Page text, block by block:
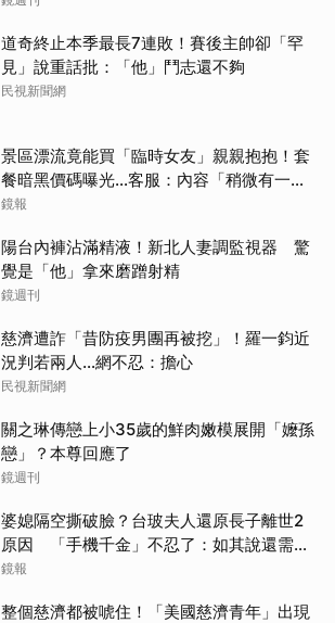
道奇終止本季最長7連敗！賽後主帥卻「罕
見」說重話批：「他」鬥志還不夠
民視新聞網
景區漂流竟能買「臨時女友」親親抱抱！套
餐暗黑價碼曝光…客服：內容「稍微有一點
尺度」
鏡報
陽台內褲沾滿精液！新北人妻調監視器 驚
覺是「他」拿來磨蹭射精
鏡週刊
慈濟遭詐「昔防疫男團再被挖」！羅一鈞近
況判若兩人…網不忍：擔心
民視新聞網
關之琳傳戀上小35歲的鮮肉嫩模展開「嬤孫
戀」？本尊回應了
鏡週刊
婆媳隔空撕破臉？台玻夫人還原長子離世2
原因 「手機千金」不忍了：如其說還需要
離開嗎？
鏡報
整個慈濟都被唬住！「美國慈濟青年」出現